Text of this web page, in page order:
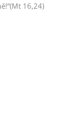
(Mt 16,24)